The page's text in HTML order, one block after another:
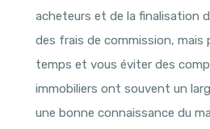
acheteurs et de la finalisation
des frais de commission, mais
temps et vous éviter des
immobiliers ont souvent un
une bonne connaissance du